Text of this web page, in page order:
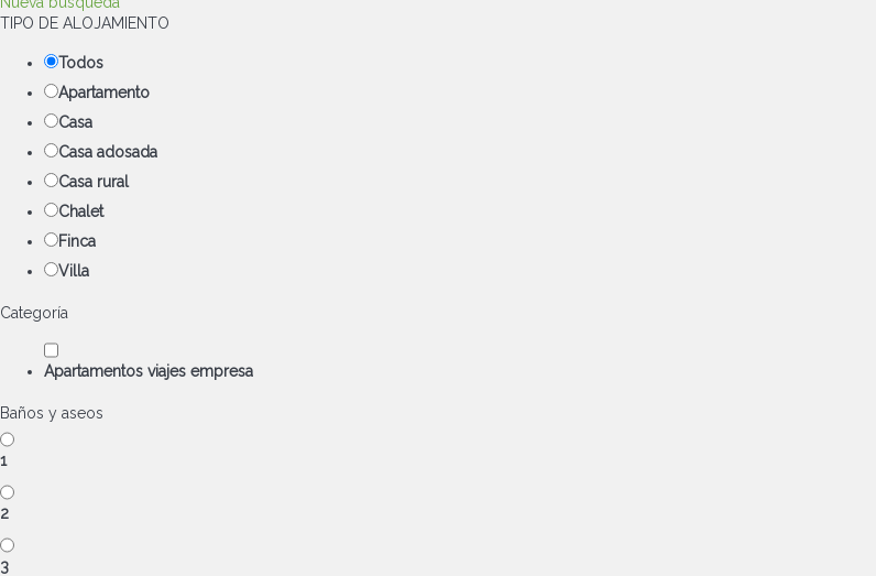
TIPO DE ALOJAMIENTO
Todos
Apartamento
Casa
Casa adosada
Casa rural
Chalet
Finca
Villa
Categoría
Apartamentos viajes empresa
Baños y aseos
1
2
3